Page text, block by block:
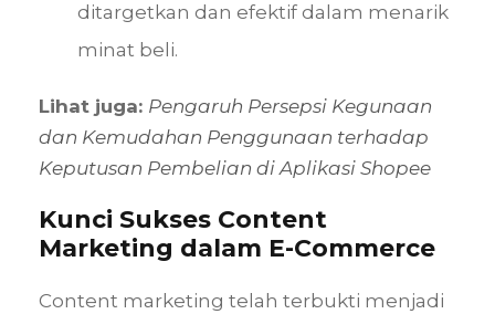
ditargetkan dan efektif dalam menarik
minat beli.
Lihat juga: Pengaruh Persepsi Kegunaan
dan Kemudahan Penggunaan terhadap
Keputusan Pembelian di Aplikasi Shopee
Kunci Sukses Content
Marketing dalam E-Commerce
Content marketing telah terbukti menjadi